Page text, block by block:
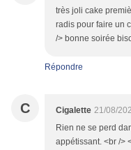
très joli cake
radis pour faire un
/> bonne soirée
Répondre
C Cigalette 21/08/
Rien ne se perd
appétissant. <br />